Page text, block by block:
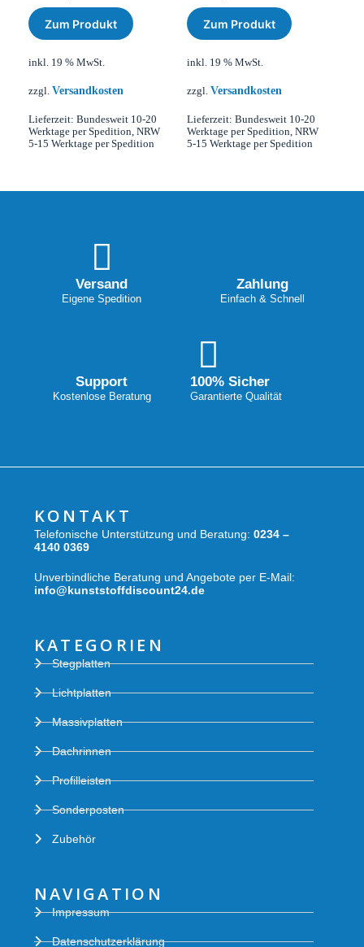
Zum Produkt
inkl. 19 % MwSt.
zzgl. Versandkosten
Lieferzeit: Bundesweit 10-20
Werktage per Spedition, NRW
5-15 Werktage per Spedition
Zum Produkt
inkl. 19 % MwSt.
zzgl. Versandkosten
Lieferzeit: Bundesweit 10-20
Werktage per Spedition, NRW
5-15 Werktage per Spedition
Versand
Eigene Spedition
Zahlung
Einfach & Schnell
Support
Kostenlose Beratung
100% Sicher
Garantierte Qualität
KONTAKT
Telefonische Unterstützung und Beratung: 0234 –
4140 0369
Unverbindliche Beratung und Angebote per E-Mail:
info@kunststoffdiscount24.de
KATEGORIEN
Stegplatten
Lichtplatten
Massivplatten
Dachrinnen
Profilleisten
Sonderposten
Zubehör
NAVIGATION
Impressum
Datenschutzerklärung